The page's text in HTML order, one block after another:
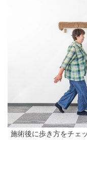
施術後に歩き方をチェ